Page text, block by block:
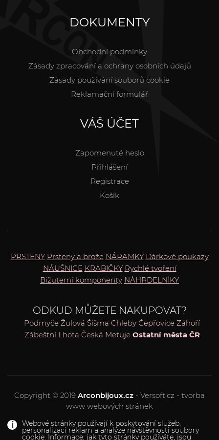
Webové stránky používají k poskytování služeb,
personalizaci reklam a analýze návštěvnosti soubory
cookie. Informace, jak tyto stránky používáte, jsou
DOKUMENTY
Obchodní podmínky
Zásady zpracování a ochrany osobních údajů
Zásady používání souborů cookie
Reklamační formulář
VÁŠ ÚČET
Zapomenuté heslo
Přihlášení
Registrace
Košík
PRSTENY Prsteny a brože NÁRAMKY Dárkové poukazy
NÁUŠNICE KRABIČKY Rychlé tvoření
Bižuterní komponenty NÁHRDELNÍKY
ODKUD MŮŽETE NAKUPOVAT?
Podmyče Žulová Šišma Chleby Čepřovice Záhoří
Zábeštní Lhota Česká Metuje Ostatní města ČR
Copyright © 2019 Arconbijoux.cz - Versoft.cz - tvorba
www webových stránek